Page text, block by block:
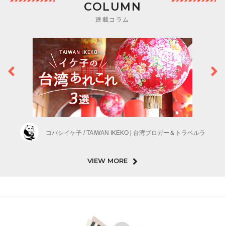
COLUMN
連載コラム
コバシイケ子 / TAIWAN IKEKO | 台湾ブロガー＆トラベルラ
VIEW MORE